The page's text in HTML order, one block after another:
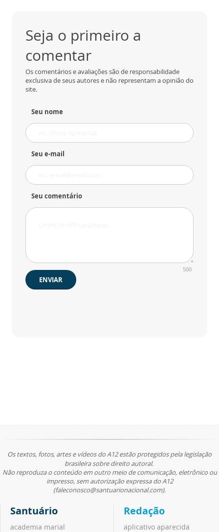
Seja o primeiro a
comentar
Os comentários e avaliações são de responsabilidade
exclusiva de seus autores e não representam a opinião do
site.
Seu nome
Seu e-mail
Seu comentário
500
ENVIAR
Os textos, fotos, artes e vídeos do A12 estão protegidos pela legislação
brasileira sobre direito autoral.
Não reproduza o conteúdo em outro meio de comunicação, eletrônico ou
impresso, sem autorização expressa do A12
(faleconosco@santuarionacional.com).
Santuário
academia marial
Redação
aplicativo aparecida